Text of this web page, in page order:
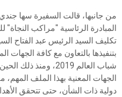
من جانبها، قالت السفيرة سها
المبادرة الرئاسية "مراكب النجاة"
تكليف السيد الرئيس عبد الفتاح
بتنفيذها بالتعاون مع كافة الجهات
شباب العالم 2019،
الجهات المعنية بهذا الملف
دولية ذات الشأن، حتى تتحقق